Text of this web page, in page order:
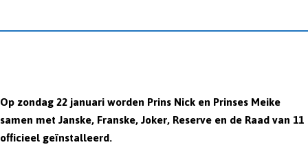
Op zondag 22 januari worden Prins Nick en Prinses Meike
samen met Janske, Franske, Joker, Reserve en de Raad van 11
officieel geïnstalleerd.